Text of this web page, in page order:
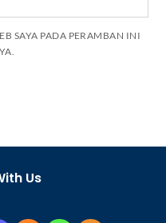
SAYA PADA PERAMBAN INI
Us